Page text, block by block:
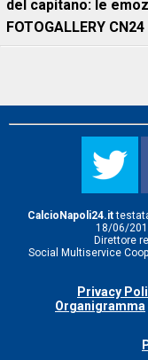
del capitano: le
FOTOGALLERY CN24
CalcioNapoli24.it
18/06/
Direttore
Social Multiservice
Privacy
Organigramma